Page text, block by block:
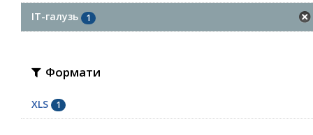
ІТ-галузь 1
Формати
XLS 1